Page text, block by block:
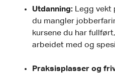
Utdanning: Legg vekt
du mangler
kursene du har
arbeidet med og
Praksisplasser og